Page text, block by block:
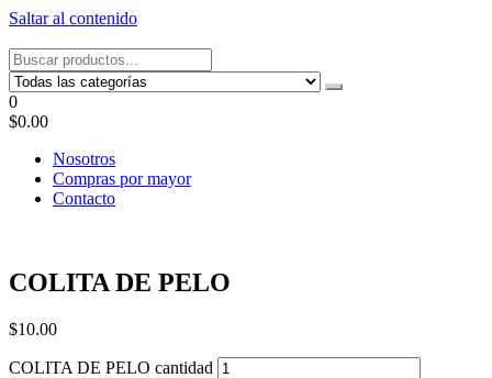
Saltar al contenido
Tel: 22087679 – Cel: 097 822122 – Joaquín Requena 2459
0
$0.00
Nosotros
Compras por mayor
Contacto
COLITA DE PELO
$10.00
COLITA DE PELO cantidad